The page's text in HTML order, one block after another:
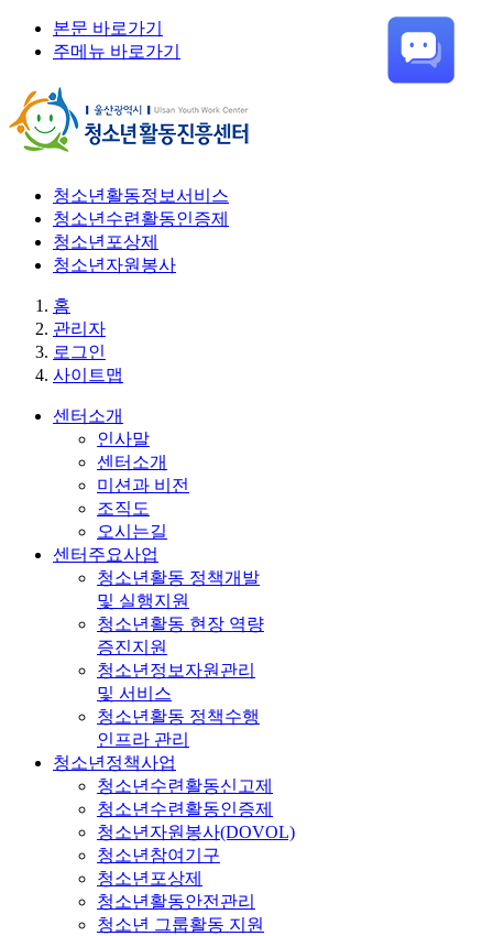
본문 바로가기
주메뉴 바로가기
청소년활동정보서비스
청소년수련활동인증제
청소년포상제
청소년자원봉사
홈
관리자
로그인
사이트맵
센터소개
인사말
센터소개
미션과 비전
조직도
오시는길
센터주요사업
청소년활동 정책개발
및 실행지원
청소년활동 현장 역량
증진지원
청소년정보자원관리
및 서비스
청소년활동 정책수행
인프라 관리
청소년정책사업
청소년수련활동신고제
청소년수련활동인증제
청소년자원봉사(DOVOL)
청소년참여기구
청소년포상제
청소년활동안전관리
청소년 그룹활동 지원